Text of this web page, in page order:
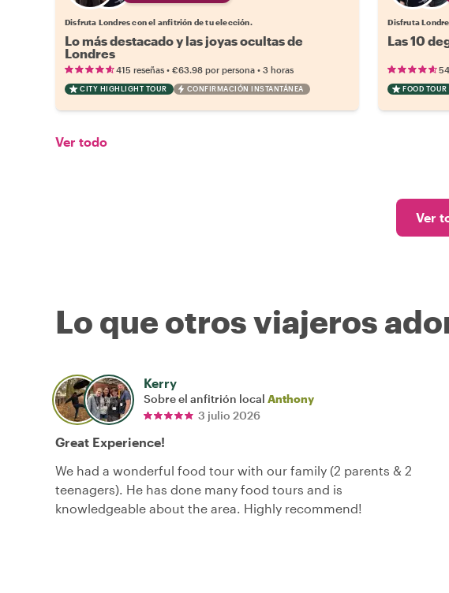
Disfruta Londres con el anfitrión de tu elección.
Lo más destacado y las joyas ocultas de
Londres
415 reseñas • €63.98 por persona • 3 horas
CITY HIGHLIGHT TOUR CONFIRMACIÓN INSTANTÁNEA
Disfruta
Las 10
FOOD TOUR
Ver todo
Ver
Lo que otros viajeros
Kerry
Sobre el anfitrión local Anthony
3 julio 2026
Great Experience!
We had a wonderful food tour with our family (2 parents & 2
teenagers). He has done many food tours and is
knowledgeable about the area. Highly recommend!